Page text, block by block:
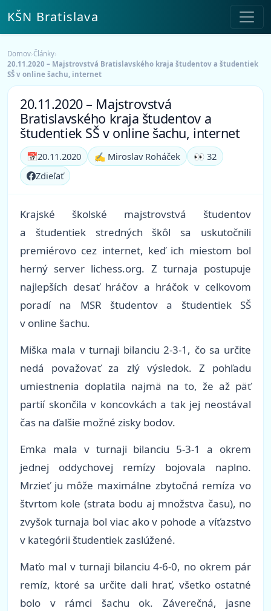
KŠN Bratislava
Domov›Články›
20.11.2020 – Majstrovstvá Bratislavského kraja študentov a študentiek
SŠ v online šachu, internet
20.11.2020 – Majstrovstvá
Bratislavského kraja študentov a
študentiek SŠ v online šachu, internet
📅20.11.2020 ✍️ Miroslav Roháček
👀 32
Zdieľať
Krajské školské majstrovstvá študentov
a študentiek stredných škôl sa uskutočnili
premiérovo cez internet, keď ich miestom bol
herný server lichess.org. Z turnaja postupuje
najlepších desať hráčov a hráčok v celkovom
poradí na MSR študentov a študentiek SŠ
v online šachu.
Miška mala v turnaji bilanciu 2-3-1, čo sa určite
nedá považovať za zlý výsledok. Z pohľadu
umiestnenia doplatila najmä na to, že až päť
partií skončila v koncovkách a tak jej neostával
čas na ďalšie možné zisky bodov.
Emka mala v turnaji bilanciu 5-3-1 a okrem
jednej oddychovej remízy bojovala naplno.
Mrzieť ju môže maximálne zbytočná remíza vo
štvrtom kole (strata bodu aj množstva času), no
zvyšok turnaja bol viac ako v pohode a víťazstvo
v kategórii študentiek zaslúžené.
Maťo mal v turnaji bilanciu 4-6-0, no okrem pár
remíz, ktoré sa určite dali hrať, všetko ostatné
bolo v rámci šachu ok. Záverečná, jasne